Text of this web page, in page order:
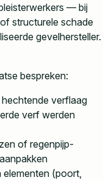
— bij
structurele schade
gevelhersteller.
bespreken:
verflaag
verf werden
of regenpijp-
(poort,